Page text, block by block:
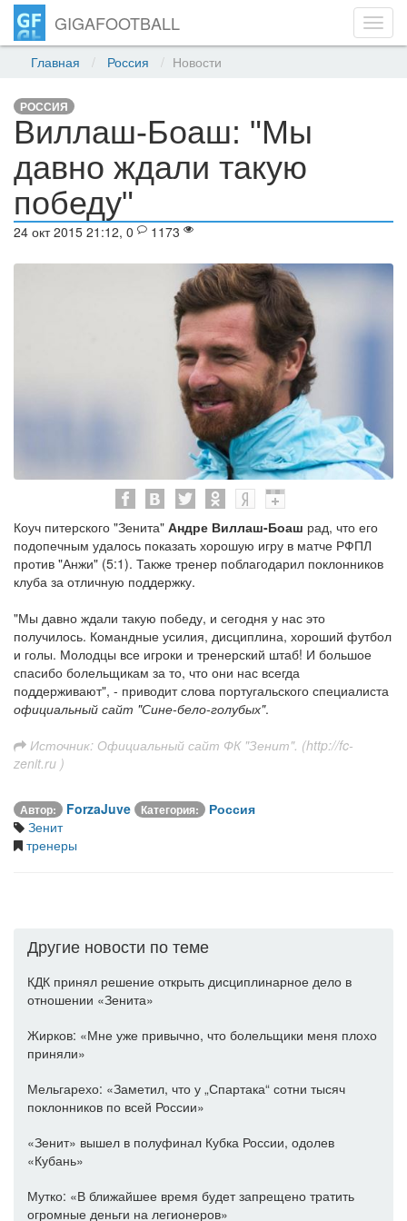
GIGAFOOTBALL
Главная Россия Новости
РОССИЯ
Виллаш-Боаш: "Мы
давно ждали такую
победу"
24 окт 2015 21:12, 0 1173
Коуч питерского "Зенита" Андре Виллаш-Боаш рад, что его
подопечным удалось показать хорошую игру в матче РФПЛ
против "Анжи" (5:1). Также тренер поблагодарил поклонников
клуба за отличную поддержку.
"Мы давно ждали такую победу, и сегодня у нас это
получилось. Командные усилия, дисциплина, хороший футбол
и голы. Молодцы все игроки и тренерский штаб! И большое
спасибо болельщикам за то, что они нас всегда
поддерживают", - приводит слова португальского специалиста
официальный сайт "Сине-бело-голубых".
Источник: Официальный сайт ФК "Зенит". (http://fc-
zenit.ru )
Автор: ForzaJuve Категория:
Россия
Зенит
тренеры
Другие новости по теме
КДК принял решение открыть дисциплинарное дело в
отношении «Зенита»
Жирков: «Мне уже привычно, что болельщики меня плохо
приняли»
Мельгарехо: «Заметил, что у „Спартака“ сотни тысяч
поклонников по всей России»
«Зенит» вышел в полуфинал Кубка России, одолев
«Кубань»
Мутко: «В ближайшее время будет запрещено тратить
огромные деньги на легионеров»